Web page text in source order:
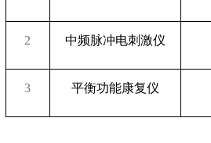
2 中频脉冲电刺激仪
3 平衡功能康复仪